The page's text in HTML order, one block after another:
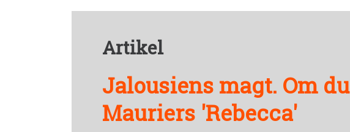
Artikel
Jalousiens magt. Om du
Mauriers 'Rebecca'